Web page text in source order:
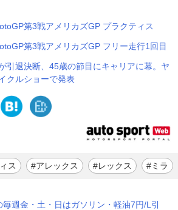
第3戦アメリカズGP プラクティス
第3戦アメリカズGP フリー走行1回目
引退決断、45歳の節目にキャリアに幕。ヤ
クルショーで発表
ス #アレックス #レックス #ミラ
毎週金・土・日はガソリン・軽油7円/L引